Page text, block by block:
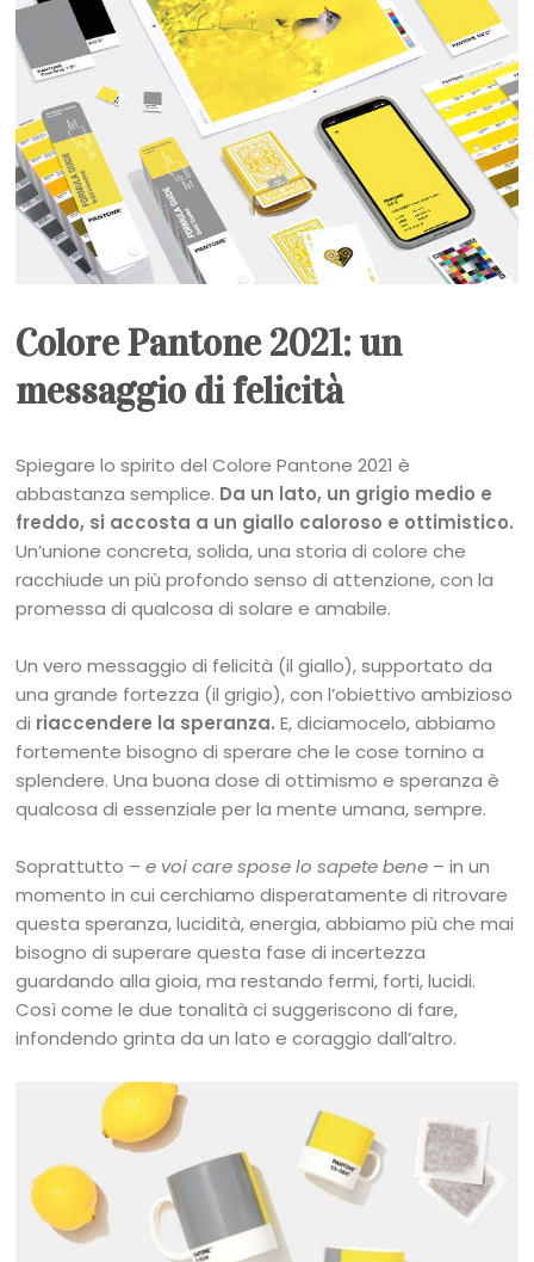
Colore Pantone 2021: un
messaggio di felicità
Spiegare lo spirito del Colore Pantone 2021 è
abbastanza semplice. Da un lato, un grigio medio e
freddo, si accosta a un giallo caloroso e ottimistico.
Un’unione concreta, solida, una storia di colore che
racchiude un più profondo senso di attenzione, con la
promessa di qualcosa di solare e amabile.
Un vero messaggio di felicità (il giallo), supportato da
una grande fortezza (il grigio), con l’obiettivo ambizioso
di riaccendere la speranza. E, diciamocelo, abbiamo
fortemente bisogno di sperare che le cose tornino a
splendere. Una buona dose di ottimismo e speranza è
qualcosa di essenziale per la mente umana, sempre.
Soprattutto –e voi care spose lo sapete bene – in un
momento in cui cerchiamo disperatamente di ritrovare
questa speranza, lucidità, energia, abbiamo più che mai
bisogno di superare questa fase di incertezza
guardando alla gioia, ma restando fermi, forti, lucidi.
Così come le due tonalità ci suggeriscono di fare,
infondendo grinta da un lato e coraggio dall’altro.